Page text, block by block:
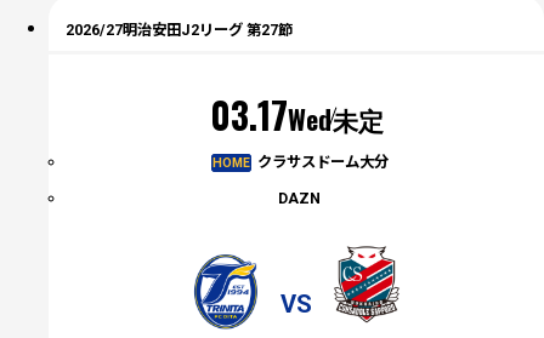
2026/27明治安田J2リーグ 第27節
03.17Wed未定
HOME クラサスドーム大分
DAZN
VS